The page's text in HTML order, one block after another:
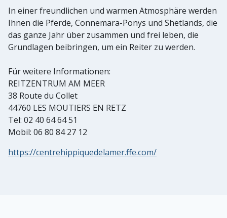
In einer freundlichen und warmen Atmosphäre werden
Ihnen die Pferde, Connemara-Ponys und Shetlands, die
das ganze Jahr über zusammen und frei leben, die
Grundlagen beibringen, um ein Reiter zu werden.
Für weitere Informationen:
REITZENTRUM AM MEER
38 Route du Collet
44760 LES MOUTIERS EN RETZ
Tel: 02 40 64 64 51
Mobil: 06 80 84 27 12
https://centrehippiquedelamer.ffe.com/